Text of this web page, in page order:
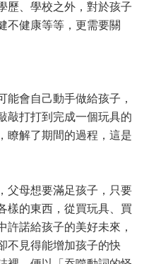
歷、學校之外，對於孩子
不健康等等，更需要關
能會自己動手做給孩子，
敲打打到完成一個玩具的
瞭解了期間的過程，這是
父母想要滿足孩子，只要
樣的東西，從買玩具、買
許諾給孩子的美好未來，
不見得能增加孩子的快